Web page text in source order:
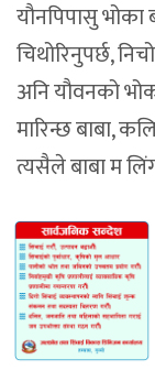
यौनपिपासु भोका
चिथोरिनुपर्छ,
अनि यौवनको
मारिन्छ बाबा,
त्यसैले बाबा म